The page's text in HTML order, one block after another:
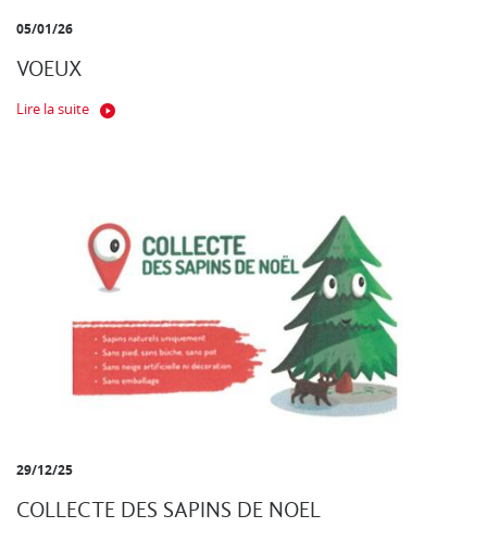
05/01/26
VOEUX
Lire la suite
29/12/25
COLLECTE DES SAPINS DE NOEL